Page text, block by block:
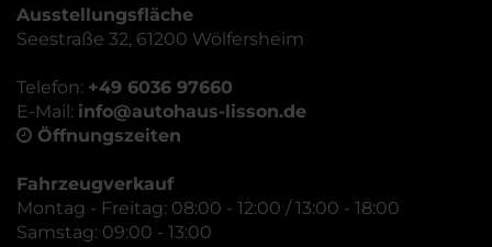
Ausstellungsfläche
Seestraße 32, 61200 Wölfersheim
Telefon: +49 6036 97660
E-Mail: info@autohaus-lisson.de
Öffnungszeiten
Fahrzeugverkauf
Montag - Freitag: 08:00 - 12:00 / 13:00 - 18:00
Samstag: 09:00 - 13:00